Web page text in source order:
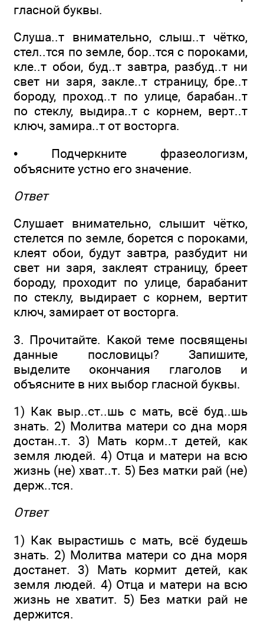
гласной буквы.
Слуша..т внимательно, слыш..т чётко,
стел..тся по земле, бор..тся с пороками,
кле..т обои, буд..т завтра, разбуд..т ни
свет ни заря, закле..т страницу, бре..т
бороду, проход..т по улице, барабан..т
по стеклу, выдира..т с корнем, верт..т
ключ, замира..т от восторга.
• Подчеркните фразеологизм,
объясните устно его значение.
Ответ
Слушает внимательно, слышит чётко,
стелется по земле, борется с пороками,
клеят обои, будут завтра, разбудит ни
свет ни заря, заклеят страницу, бреет
бороду, проходит по улице, барабанит
по стеклу, выдирает с корнем, вертит
ключ, замирает от восторга.
3. Прочитайте. Какой теме посвящены
данные пословицы? Запишите,
выделите окончания глаголов и
объясните в них выбор гласной буквы.
1) Как выр..ст..шь с мать, всё буд..шь
знать. 2) Молитва матери со дна моря
достан..т. 3) Мать корм..т детей, как
земля людей. 4) Отца и матери на всю
жизнь (не) хват..т. 5) Без матки рай (не)
держ..тся.
Ответ
1) Как вырастишь с мать, всё будешь
знать. 2) Молитва матери со дна моря
достанет. 3) Мать кормит детей, как
земля людей. 4) Отца и матери на всю
жизнь не хватит. 5) Без матки рай не
держится.